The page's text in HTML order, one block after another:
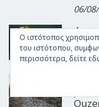
06/
03/
Ο ιστότοπος
του ιστότοπου,
περισσότερα, δείτε